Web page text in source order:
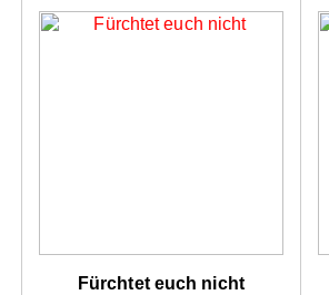
Fürchtet euch nicht